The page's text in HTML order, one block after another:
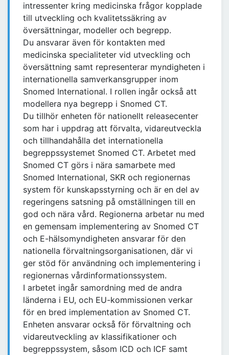
intressenter kring medicinska frågor kopplade
till utveckling och kvalitetssäkring av
översättningar, modeller och begrepp.
Du ansvarar även för kontakten med
medicinska specialiteter vid utveckling och
översättning samt representerar myndigheten i
internationella samverkansgrupper inom
Snomed International. I rollen ingår också att
modellera nya begrepp i Snomed CT.
Du tillhör enheten för nationellt releasecenter
som har i uppdrag att förvalta, vidareutveckla
och tillhandahålla det internationella
begreppssystemet Snomed CT. Arbetet med
Snomed CT görs i nära samarbete med
Snomed International, SKR och regionernas
system för kunskapsstyrning och är en del av
regeringens satsning på omställningen till en
god och nära vård. Regionerna arbetar nu med
en gemensam implementering av Snomed CT
och E-hälsomyndigheten ansvarar för den
nationella förvaltningsorganisationen, där vi
ger stöd för användning och implementering i
regionernas vårdinformationssystem.
I arbetet ingår samordning med de andra
länderna i EU, och EU-kommissionen verkar
för en bred implementation av Snomed CT.
Enheten ansvarar också för förvaltning och
vidareutveckling av klassifikationer och
begreppssystem, såsom ICD och ICF samt